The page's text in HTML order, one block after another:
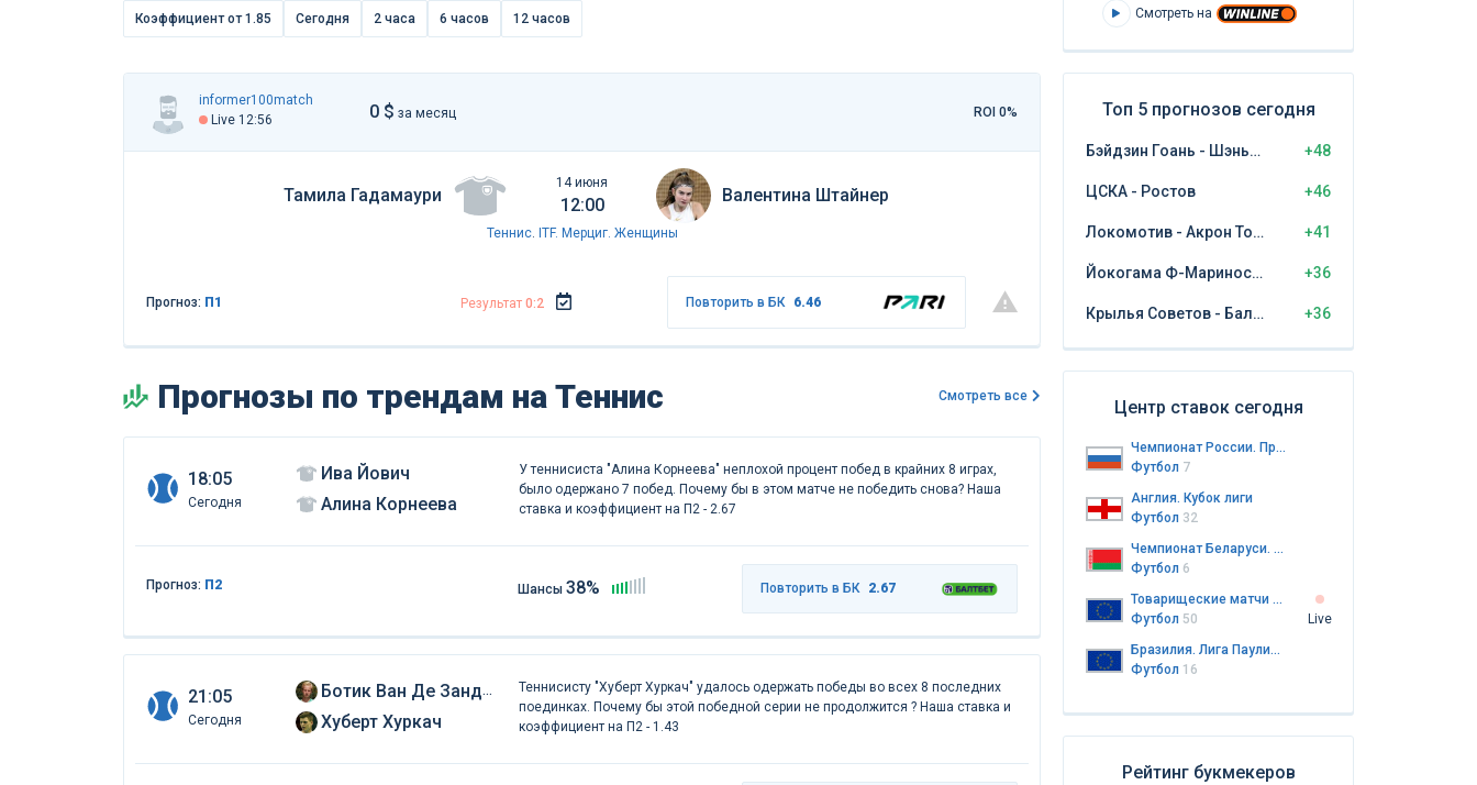
Коэффициент от 1.85 Сегодня 2 часа 6 часов 12 часов
informer100match
Live 12:56
0 $ за месяц ROI 0%
Тамила Гадамаури
14 июня
12:00 Валентина Штайнер
Теннис. ITF. Мерциг. Женщины
Прогноз: П1 Результат 0:2 Повторить в БК 6.46
Прогнозы по трендам на Теннис Смотреть все
18:05
Сегодня
Ива Йович
Алина Корнеева
У теннисиста "Алина Корнеева" неплохой процент побед в крайних 8 играх,
было одержано 7 побед. Почему бы в этом матче не победить снова? Наша
ставка и коэффициент на П2 - 2.67
Прогноз: П2 Шансы38% Повторить в БК 2.67
21:05
Сегодня
Ботик Ван Де Зандшульп
Хуберт Хуркач
Теннисисту "Хуберт Хуркач" удалось одержать победы во всех 8 последних
поединках. Почему бы этой победной серии не продолжится ? Наша ставка и
коэффициент на П2 - 1.43
Смотреть на
Топ 5 прогнозов сегодня
Бэйдзин Гоань - Шэньчжэнь Пэн Сити +48
ЦСКА - Ростов +46
Локомотив - Акрон Тольятти +41
Йокогама Ф-Маринос - Кашима Антлерс +36
Крылья Советов - Балтика Калининград +36
Центр ставок сегодня
Чемпионат России. Премьер-лига
Футбол 7
Англия. Кубок лиги
Футбол 32
Чемпионат Беларуси. Высшая лига
Футбол 6
Товарищеские матчи клубов
Футбол 50
Live
Бразилия. Лига Паулиста до 20 лет
Футбол 16
Рейтинг букмекеров